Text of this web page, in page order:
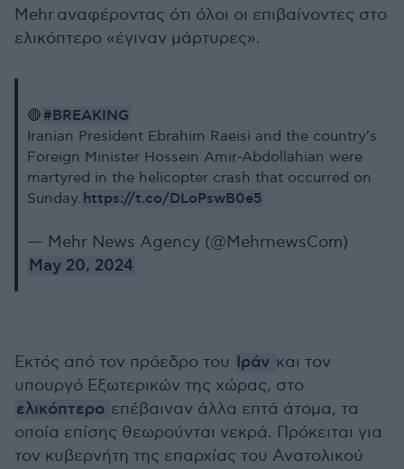
Mehr αναφέροντας ότι όλοι οι επιβαίνοντες στο
ελικόπτερο «έγιναν μάρτυρες».
🔴 #BREAKING
Iranian President Ebrahim Raeisi and the country's
Foreign Minister Hossein Amir-Abdollahian were
martyred in the helicopter crash that occurred on
Sunday. https://t.co/DLoPswB0e5
— Mehr News Agency (@MehrnewsCom)
May 20, 2024
Εκτός από τον πρόεδρο του Ιράν και τον
υπουργό Εξωτερικών της χώρας, στο
ελικόπτερο επέβαιναν άλλα επτά άτομα, τα
οποία επίσης θεωρούνται νεκρά. Πρόκειται για
τον κυβερνήτη της επαρχίας του Ανατολικού